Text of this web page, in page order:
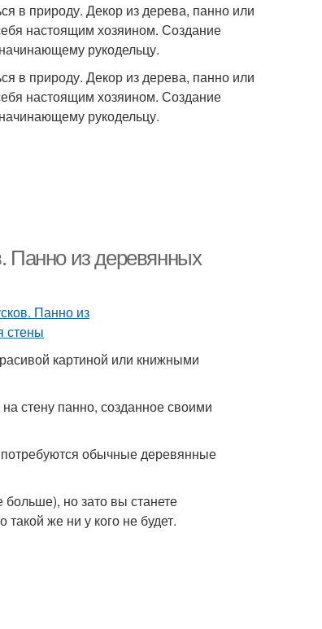
в природу. Декор из дерева, панно или
настоящим хозяином. Создание
рукодельцу.
в природу. Декор из дерева, панно или
настоящим хозяином. Создание
рукодельцу.
Панно из деревянных
картиной или книжными
стену панно, созданное своими
потребуются обычные деревянные
но зато вы станете
же ни у кого не будет.